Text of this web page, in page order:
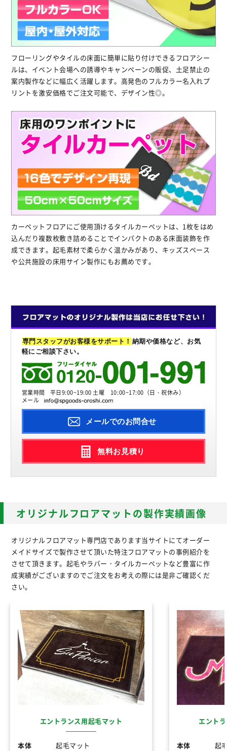
フローリングやタイルの床面に簡単に貼り付けできるフロアシー
ルは、イベント会場への誘導やキャンペーンの販促、土足禁止の
案内製作などに幅広く活躍します。高発色のフルカラー名入れプ
リントを激安価格でご注文可能で、デザイン性◎。
カーペットフロアにご使用頂けるタイルカーペットは、1枚をはめ
込んだり複数枚敷き詰めることでインパクトのある床面装飾を作
成できます。起毛素材で柔らかく温かみがあり、キッズスペース
や公共施設の床用サイン製作にもお薦めです。
専門スタッフがお客様をサポート！ 納期や価格など、お気
軽にご相談下さい。
営業時間
平日9:00~19:00 土曜 10:00~17:00（日・祝休み）
メール
メールでのお問合せ
無料お見積り
オリジナルフロアマットの製作実績画像
オリジナルフロアマット専門店であります当サイトにてオーダー
メイドサイズで製作させて頂いた特注フロアマットの事例紹介を
させて頂きます。起毛やラバー・タイルカーペットなど豊富に作
成実績がございますのでご注文をお考えの際には是非ご確認くだ
さい。
エントランス用起毛マット
本体
起毛マット
エント
本体
起